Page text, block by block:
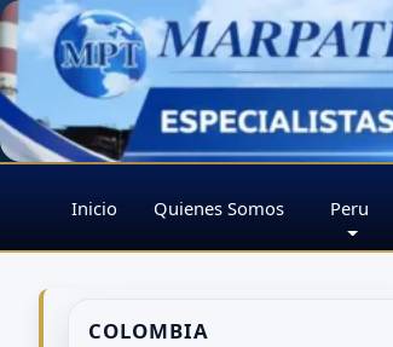
Inicio Quienes Somos Peru
COLOMBIA